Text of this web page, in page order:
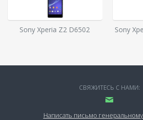
Sony Xperia Z2 D6502 Sony
СВЯЖИТЕСЬ С НАМИ:
Написать письмо